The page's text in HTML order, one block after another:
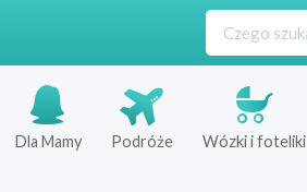
Dla Mamy Podróże Wózki i foteliki